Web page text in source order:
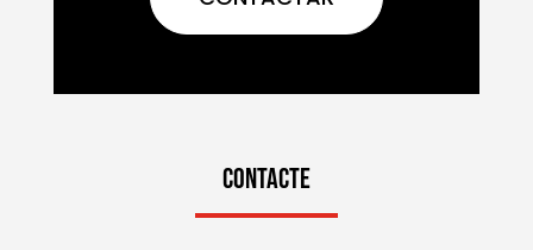
CONTACTE